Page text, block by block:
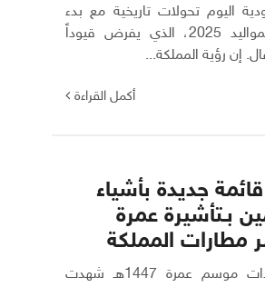
اليوم تحولات تاريخية مع بدء
تطبيق نظام تسجيل المواليد 2025، الذي يفرض قيوداً
إن رؤية المملكة...
أكمل القراءة
جديدة بأشياء
بـتأشيرة عمرة
مطارات المملكة
عاجل نيوز: أبرز مستجدات موسم عمرة 1447هـ شهدت